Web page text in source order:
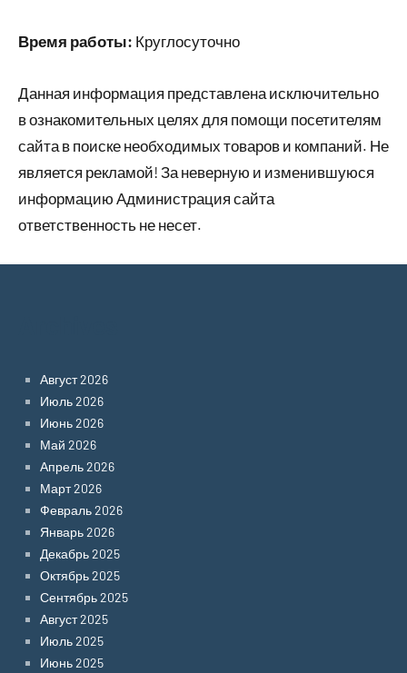
Время работы: Круглосуточно
Данная информация представлена исключительно
в ознакомительных целях для помощи посетителям
сайта в поиске необходимых товаров и компаний. Не
является рекламой! За неверную и изменившуюся
информацию Администрация сайта
ответственность не несет.
Август 2026
Июль 2026
Июнь 2026
Май 2026
Апрель 2026
Март 2026
Февраль 2026
Январь 2026
Декабрь 2025
Октябрь 2025
Сентябрь 2025
Август 2025
Июль 2025
Июнь 2025